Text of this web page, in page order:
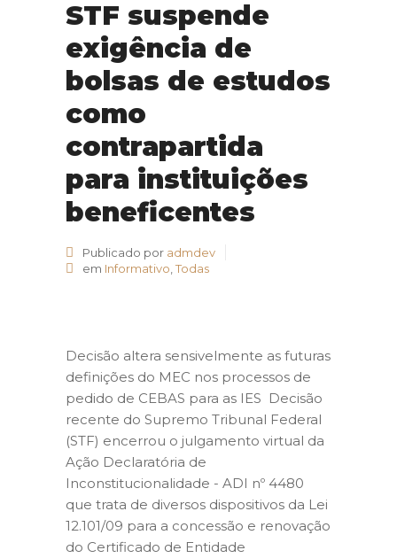
STF suspende
exigência de
bolsas de estudos
como
contrapartida
para instituições
beneficentes
Publicado por admdev
em Informativo Todas
Decisão altera sensivelmente as futuras
definições do MEC nos processos de
pedido de CEBAS para as IES Decisão
recente do Supremo Tribunal Federal
(STF) encerrou o julgamento virtual da
Ação Declaratória de
Inconstitucionalidade - ADI nº 4480
que trata de diversos dispositivos da Lei
12.101/09 para a concessão e renovação
do Certificado de Entidade